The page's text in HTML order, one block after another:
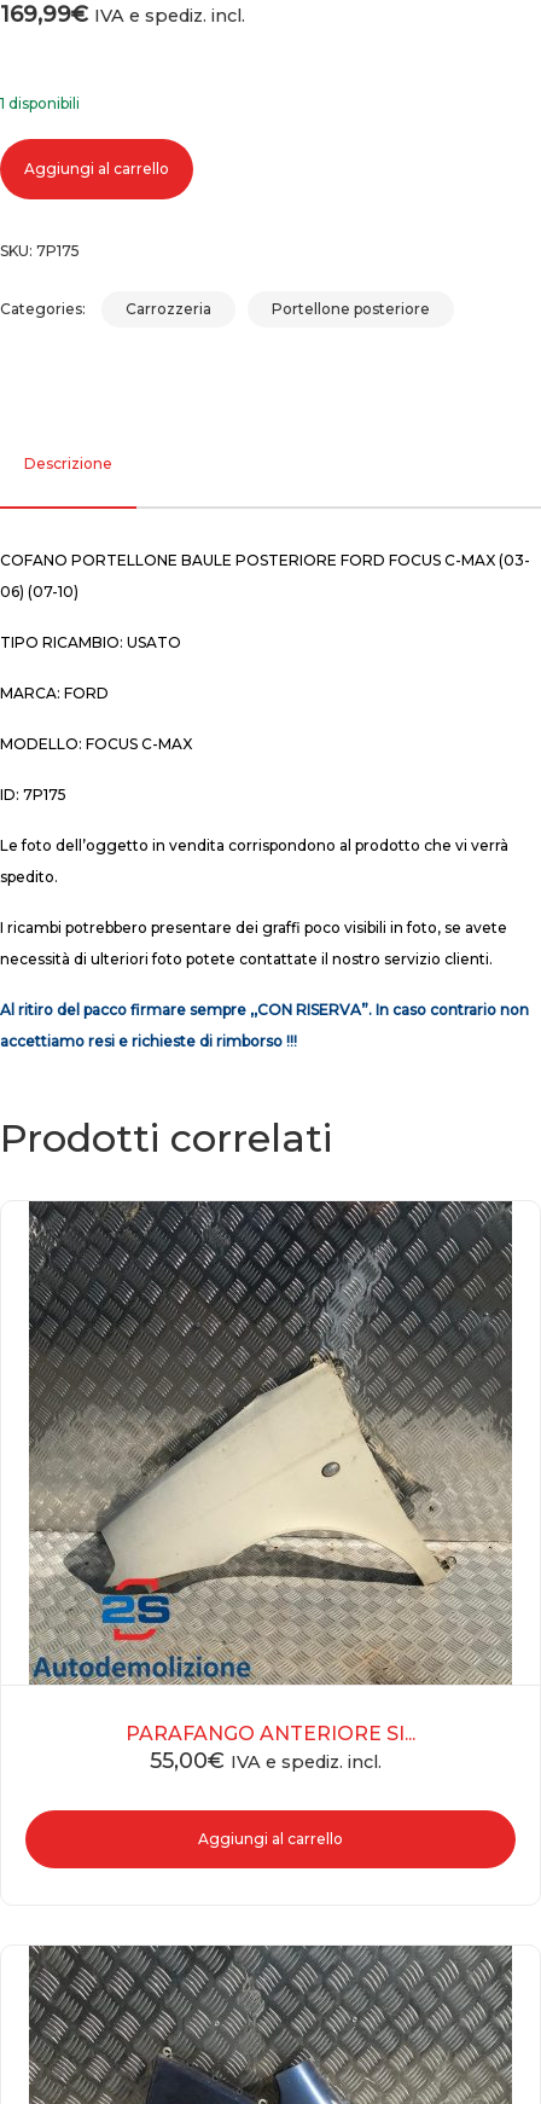
169,99€ IVA e spediz. incl.
1 disponibili
COFANO PORTELLONE BAULE POSTERIORE FORD FOCUS C-MAX (03-
(07-10) quantità
Aggiungi al carrello
SKU: 7P175
Categories: Carrozzeria Portellone posteriore
Descrizione
COFANO PORTELLONE BAULE POSTERIORE FORD FOCUS C-MAX (03-
06) (07-10)
TIPO RICAMBIO: USATO
MARCA: FORD
MODELLO: FOCUS C-MAX
ID: 7P175
Le foto dell’oggetto in vendita corrispondono al prodotto che vi verrà
spedito.
I ricambi potrebbero presentare dei graffi poco visibili in foto, se avete
necessità di ulteriori foto potete contattate il nostro servizio clienti.
Al ritiro del pacco firmare sempre ,,CON RISERVA”. In caso contrario non
accettiamo resi e richieste di rimborso !!!
Prodotti correlati
PARAFANGO ANTERIORE SI...
55,00€ IVA e spediz. incl.
Aggiungi al carrello